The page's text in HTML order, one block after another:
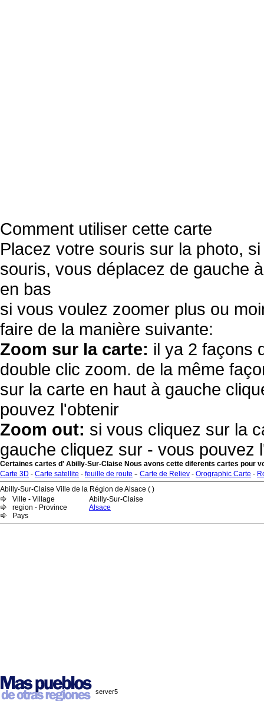
Comment utiliser cette carte
Placez votre souris sur la photo,
souris, vous déplacez de gauche
en bas
si vous voulez zoomer plus ou
faire de la manière suivante:
Zoom sur la carte: il ya 2 façons
double clic zoom. de la même
sur la carte en haut à gauche
pouvez l'obtenir
Zoom out: si vous cliquez sur la
gauche cliquez sur - vous pouvez
Certaines cartes d' Abilly-Sur-Claise Nous avons cette diferents cartes pour
Carte 3D - Carte satellite - feuille de route - Carte de Reliev - Orographic Carte -
Abilly-Sur-Claise Ville de la Région de Alsace ( )
Ville - Village
Abilly-Sur-Claise
region - Province
Alsace
Pays
server5